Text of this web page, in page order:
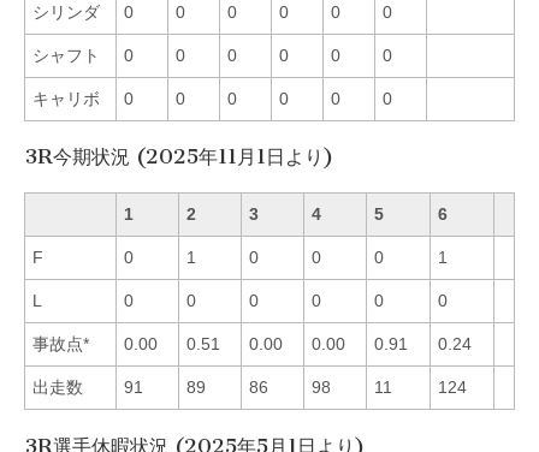
シリンダ 0 0 0 0 0 0
シャフト 0 0 0 0 0 0
キャリボ 0 0 0 0 0 0
3R今期状況 (2025年11月1日より)
1 2 3 4 5 6
F 0 1 0 0 0 1
L 0 0 0 0 0 0
事故点* 0.00 0.51 0.00 0.00 0.91 0.24
出走数 91 89 86 98 11 124
3R選手休暇状況 (2025年5月1日より)